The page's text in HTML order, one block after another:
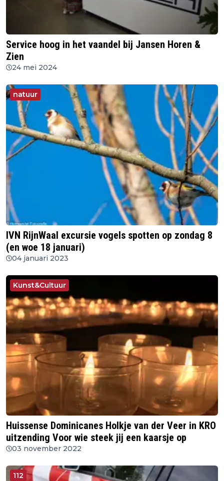
Service hoog in het vaandel bij Jansen Horen &
Zien
24 mei 2024
natuur
IVN RijnWaal excursie vogels spotten op zondag 8
(en woe 18 januari)
04 januari 2023
Kunst&Cultuur
Huissense Dominicanes Holkje van der Veer in KRO
uitzending Voor wie steek jij een kaarsje op
03 november 2022
112